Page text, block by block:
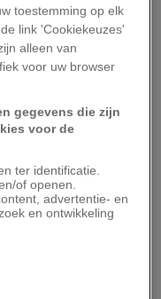
Baks, zelf een
bergsporter,
kern:
Daarbij
tussen klimmen
toestemming op elk
link 'Cookiekeuzes'
alleen van
voor uw browser
gegevens die zijn
voor de
ter identificatie.
of openen.
advertentie- en
en ontwikkeling